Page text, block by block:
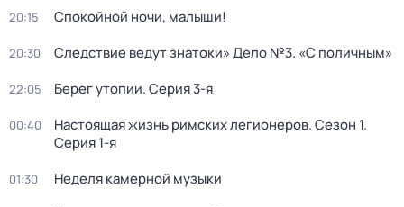
20:15 Спокойной ночи, малыши!
20:30 Следствие ведут знатоки» Дело №3. «С поличным»
22:05 Берег утопии. Серия 3-я
00:40 Настоящая жизнь римских легионеров. Сезон 1.
Серия 1-я
01:30 Неделя камерной музыки